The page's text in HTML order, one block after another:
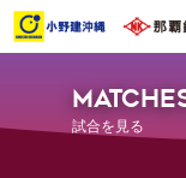
試合を見る